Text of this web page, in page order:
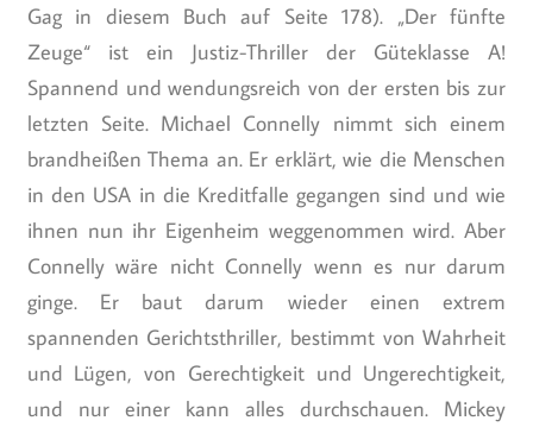
Gag in diesem Buch auf Seite 178). „Der fünfte
Zeuge“ ist ein Justiz-Thriller der Güteklasse A!
Spannend und wendungsreich von der ersten bis zur
letzten Seite. Michael Connelly nimmt sich einem
brandheißen Thema an. Er erklärt, wie die Menschen
in den USA in die Kreditfalle gegangen sind und wie
ihnen nun ihr Eigenheim weggenommen wird. Aber
Connelly wäre nicht Connelly wenn es nur darum
ginge. Er baut darum wieder einen extrem
spannenden Gerichtsthriller, bestimmt von Wahrheit
und Lügen, von Gerechtigkeit und Ungerechtigkeit,
und nur einer kann alles durchschauen. Mickey